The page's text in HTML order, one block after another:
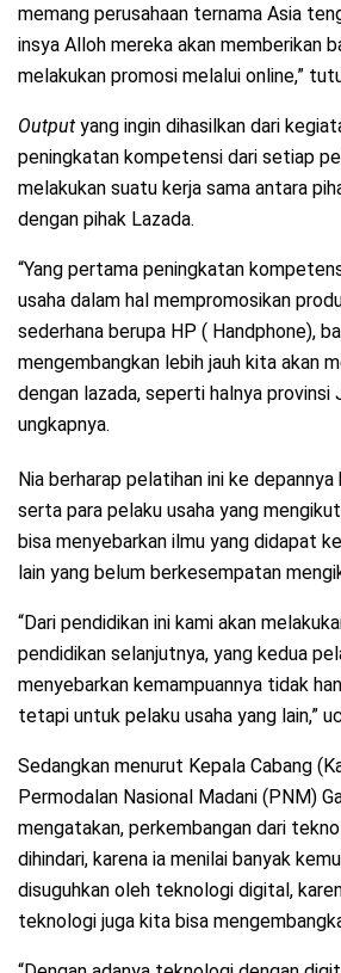
memang perusahaan ternama Asia
insya Alloh mereka akan memberikan
melakukan promosi melalui online,”
Output yang ingin dihasilkan dari
peningkatan kompetensi dari setiap
melakukan suatu kerja sama antara
dengan pihak Lazada.
“Yang pertama peningkatan
usaha dalam hal mempromosikan
sederhana berupa HP ( Handphone),
mengembangkan lebih jauh kita akan
dengan lazada, seperti halnya provinsi
ungkapnya.
Nia berharap pelatihan ini ke
serta para pelaku usaha yang
bisa menyebarkan ilmu yang didapat
lain yang belum berkesempatan
“Dari pendidikan ini kami akan
pendidikan selanjutnya, yang kedua
menyebarkan kemampuannya tidak
tetapi untuk pelaku usaha yang lain,”
Sedangkan menurut Kepala Cabang
Permodalan Nasional Madani (PNM)
mengatakan, perkembangan dari
dihindari, karena ia menilai banyak
disuguhkan oleh teknologi digital,
teknologi juga kita bisa